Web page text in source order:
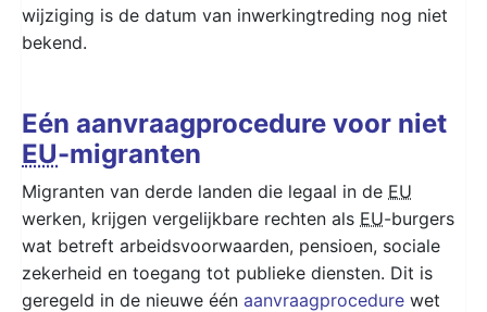
wijziging is de datum van inwerkingtreding nog niet
bekend.
Eén aanvraagprocedure voor niet
EU-migranten
Migranten van derde landen die legaal in de EU
werken, krijgen vergelijkbare rechten als EU-burgers
wat betreft arbeidsvoorwaarden, pensioen, sociale
zekerheid en toegang tot publieke diensten. Dit is
geregeld in de nieuwe één aanvraagprocedure wet